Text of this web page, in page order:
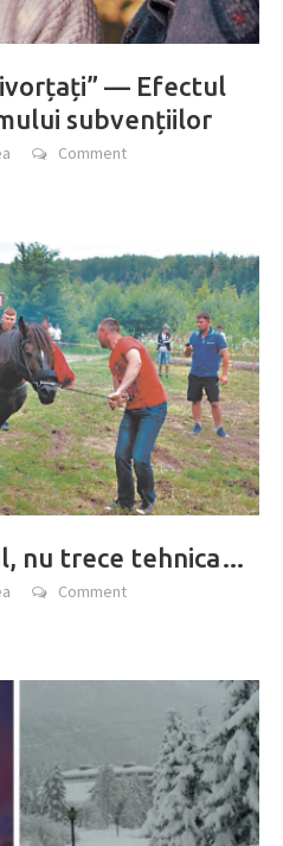
— Efectul
subvențiilor
Comment
nu trece tehnica…
Comment